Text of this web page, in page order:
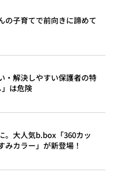
の子育てで前向きに諦めて
・解決しやすい保護者の特
は危険
。大人気b.box「360カッ
みカラー」が新登場！